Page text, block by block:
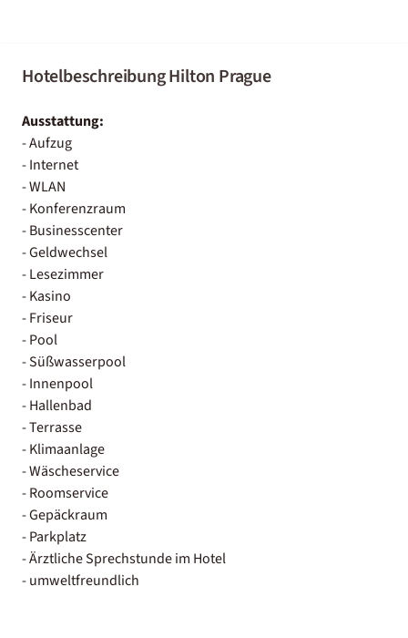
Hotelbeschreibung Hilton Prague
Ausstattung:
- Aufzug
- Internet
- WLAN
- Konferenzraum
- Businesscenter
- Geldwechsel
- Lesezimmer
- Kasino
- Friseur
- Pool
- Süßwasserpool
- Innenpool
- Hallenbad
- Terrasse
- Klimaanlage
- Wäscheservice
- Roomservice
- Gepäckraum
- Parkplatz
- Ärztliche Sprechstunde im Hotel
- umweltfreundlich